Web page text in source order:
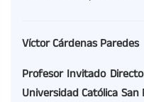
Víctor Cárdenas Paredes
Profesor Invitado
Universidad Católica San